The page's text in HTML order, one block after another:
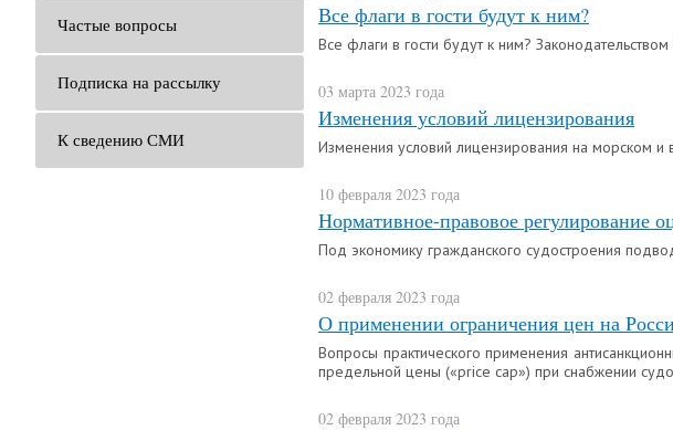
Частые вопросы
Подписка на рассылку
К сведению СМИ
Все флаги в гости будут к ним?
Все флаги в гости будут к ним?
03 марта 2023 года
Изменения условий лицензирования
Изменения условий лицензирования на морском
10 февраля 2023 года
Нормативное-правовое регулирование
Под экономику гражданского судостроения
02 февраля 2023 года
О применении ограничения цен на
Вопросы практического применения
предельной цены («price cap») при снабжении
02 февраля 2023 года